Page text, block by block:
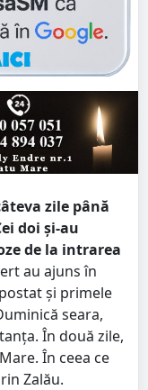
zile până
doi și-au
de la intrarea
au ajuns în
și primele
seara,
În două zile,
În ceea ce
Zalău.